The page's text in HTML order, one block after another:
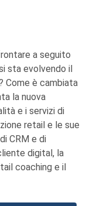
a seguito
sta evolvendo il
Come è cambiata
la nuova
e i servizi di
retail e le sue
CRM e di
digital, la
coaching e il